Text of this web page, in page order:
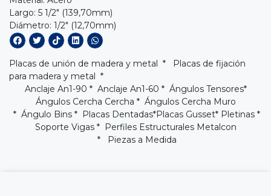
Largo: 5 1/2" (139,70mm)
Diámetro: 1/2" (12,70mm)
Placas de unión de madera y metal * Placas de fijación
para madera y metal *
Anclaje An1-90 * Anclaje An1-60 * Ángulos Tensores*
Ángulos Cercha Cercha * Ángulos Cercha Muro
* Ángulo Bins * Placas Dentadas*Placas Gusset* Pletinas *
Soporte Vigas* Perfiles Estructurales Metalcon
* Piezas a Medida